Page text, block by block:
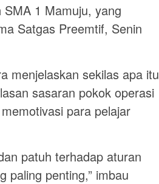
1 Mamuju, yang
Satgas Preemtif, Senin
menjelaskan sekilas apa itu
sasaran pokok operasi
para pelajar
patuh terhadap aturan
paling penting,” imbau